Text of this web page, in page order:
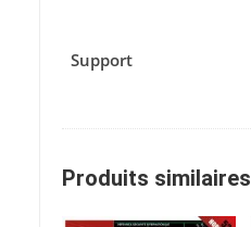
Support
Produits similaires